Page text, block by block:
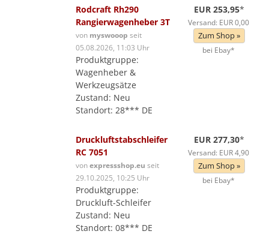
Rodcraft Rh290
Rangierwagenheber 3T
von myswooop seit
05.08.2026, 11:03 Uhr
Produktgruppe:
Wagenheber &
Werkzeugsätze
Zustand: Neu
Standort: 28*** DE
EUR 253,95*
Versand: EUR 0,00
Zum Shop »
bei Ebay*
Druckluftstabschleifer
RC 7051
vonexpressshop.eu seit
29.10.2025, 10:25 Uhr
Produktgruppe:
Druckluft-Schleifer
Zustand: Neu
Standort: 08*** DE
EUR 277,30*
Versand: EUR 4,90
Zum Shop »
bei Ebay*